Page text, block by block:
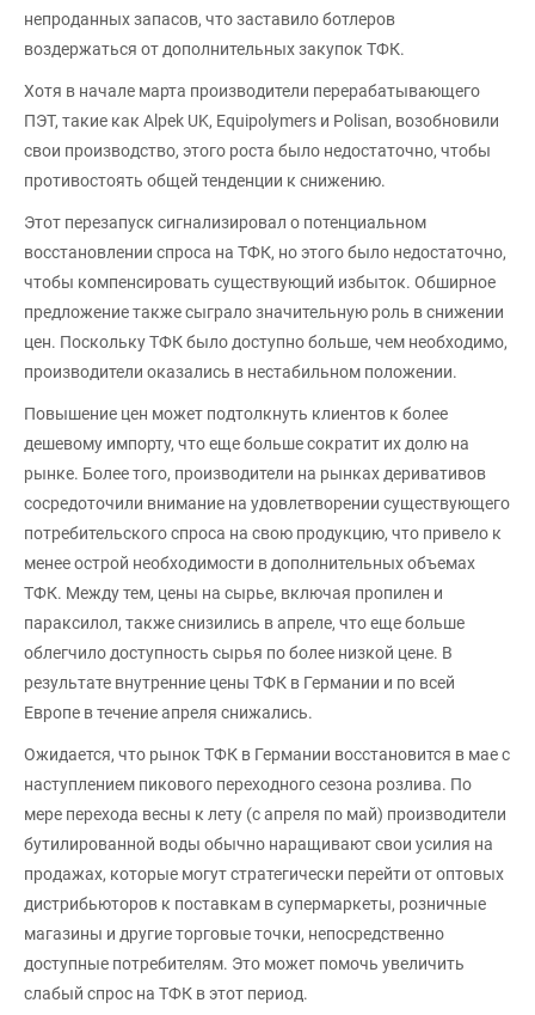
непроданных запасов, что заставило ботлеров
воздержаться от дополнительных закупок ТФК.
Хотя в начале марта производители перерабатывающего
ПЭТ, такие как Alpek UK, Equipolymers и Polisan, возобновили
свои производство, этого роста было недостаточно, чтобы
противостоять общей тенденции к снижению.
Этот перезапуск сигнализировал о потенциальном
восстановлении спроса на ТФК, но этого было недостаточно,
чтобы компенсировать существующий избыток. Обширное
предложение также сыграло значительную роль в снижении
цен. Поскольку ТФК было доступно больше, чем необходимо,
производители оказались в нестабильном положении.
Повышение цен может подтолкнуть клиентов к более
дешевому импорту, что еще больше сократит их долю на
рынке. Более того, производители на рынках деривативов
сосредоточили внимание на удовлетворении существующего
потребительского спроса на свою продукцию, что привело к
менее острой необходимости в дополнительных объемах
ТФК. Между тем, цены на сырье, включая пропилен и
параксилол, также снизились в апреле, что еще больше
облегчило доступность сырья по более низкой цене. В
результате внутренние цены ТФК в Германии и по всей
Европе в течение апреля снижались.
Ожидается, что рынок ТФК в Германии восстановится в мае с
наступлением пикового переходного сезона розлива. По
мере перехода весны к лету (с апреля по май) производители
бутилированной воды обычно наращивают свои усилия на
продажах, которые могут стратегически перейти от оптовых
дистрибьюторов к поставкам в супермаркеты, розничные
магазины и другие торговые точки, непосредственно
доступные потребителям. Это может помочь увеличить
слабый спрос на ТФК в этот период.